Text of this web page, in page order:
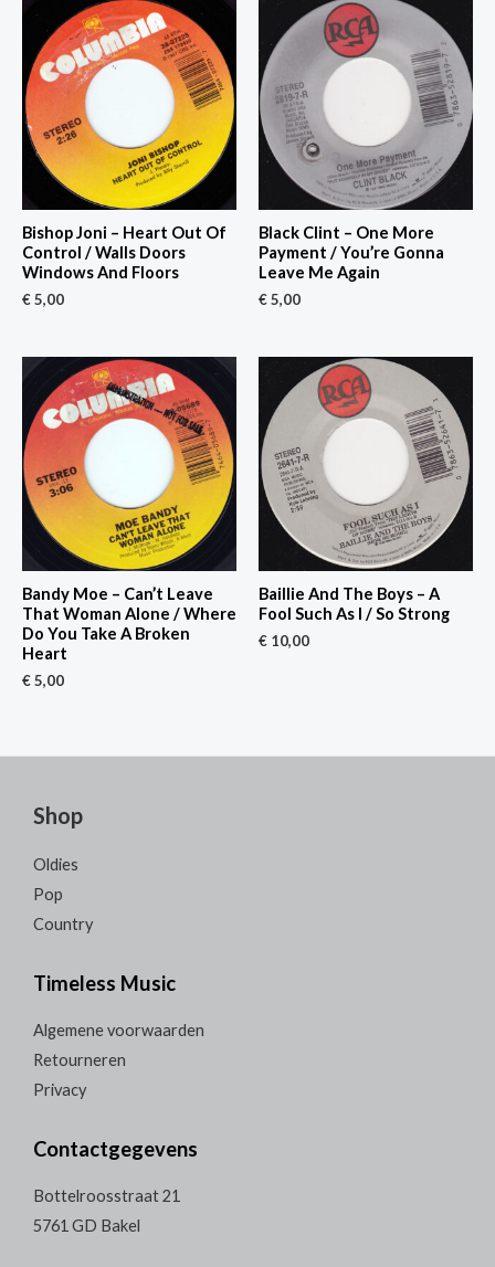
Bishop Joni – Heart Out Of
Control / Walls Doors
Windows And Floors
€5,00
Black Clint – One More
Payment / You’re Gonna
Leave Me Again
€5,00
Bandy Moe – Can’t Leave
That Woman Alone / Where
Do You Take A Broken
Heart
€5,00
Baillie And The Boys – A
Fool Such As I / So Strong
€ 10,00
Shop
Oldies
Pop
Country
Timeless Music
Algemene voorwaarden
Retourneren
Privacy
Contactgegevens
Bottelroosstraat 21
5761 GD Bakel